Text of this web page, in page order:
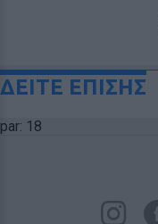
ΔΕΙΤΕ ΕΠΙΣΗΣ
par: 18